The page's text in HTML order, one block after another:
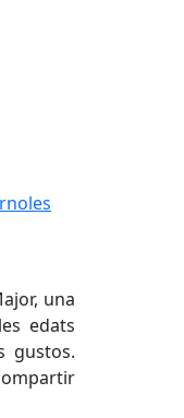
2026!
una
edats
gustos.